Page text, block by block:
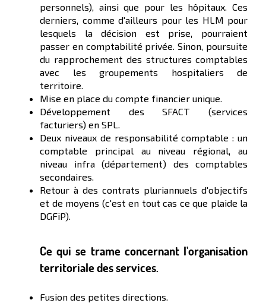
personnels), ainsi que pour les hôpitaux. Ces
derniers, comme d'ailleurs pour les HLM pour
lesquels la décision est prise, pourraient
passer en comptabilité privée. Sinon, poursuite
du rapprochement des structures comptables
avec les groupements hospitaliers de
territoire.
Mise en place du compte financier unique.
Développement des SFACT (services
facturiers) en SPL.
Deux niveaux de responsabilité comptable : un
comptable principal au niveau régional, au
niveau infra (département) des comptables
secondaires.
Retour à des contrats pluriannuels d'objectifs
et de moyens (c'est en tout cas ce que plaide la
DGFiP).
Ce qui se trame concernant l'organisation
territoriale des services.
Fusion des petites directions.